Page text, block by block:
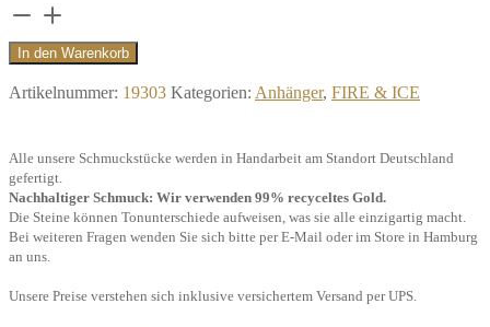
Anhänger
Sio
Blume,
0,4
ct,
750/-
Gelbgold"
In den Warenkorb
Artikelnummer: 19303 Kategorien: Anhänger, FIRE & ICE
Alle unsere Schmuckstücke werden in Handarbeit am Standort Deutschland
gefertigt.
Nachhaltiger Schmuck: Wir verwenden 99% recyceltes Gold.
Die Steine können Tonunterschiede aufweisen, was sie alle einzigartig macht.
Bei weiteren Fragen wenden Sie sich bitte per E-Mail oder im Store in Hamburg
an uns.
Unsere Preise verstehen sich inklusive versichertem Versand per UPS.